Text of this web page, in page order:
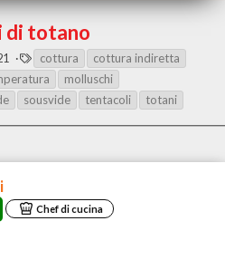
di totano
A
G
cottura
cottura indiretta
molluschi
sousvide tentacoli totani
Chef di cucina